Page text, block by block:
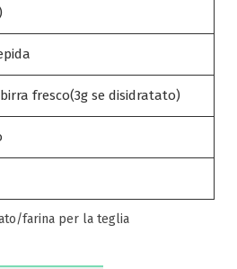
fresco(3g se disidratato)
farina per la teglia